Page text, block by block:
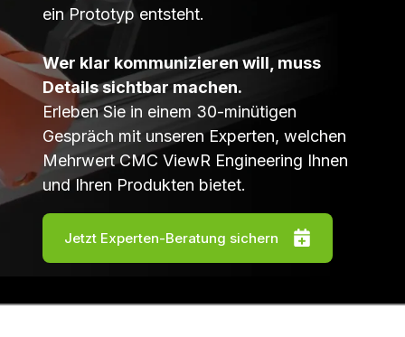
ein Prototyp entsteht.
Wer klar kommunizieren will, muss
Details sichtbar machen.
Erleben Sie in einem 30-minütigen
Gespräch mit unseren Experten, welchen
Mehrwert CMC ViewR Engineering Ihnen
und Ihren Produkten bietet.
Jetzt Experten-Beratung sichern